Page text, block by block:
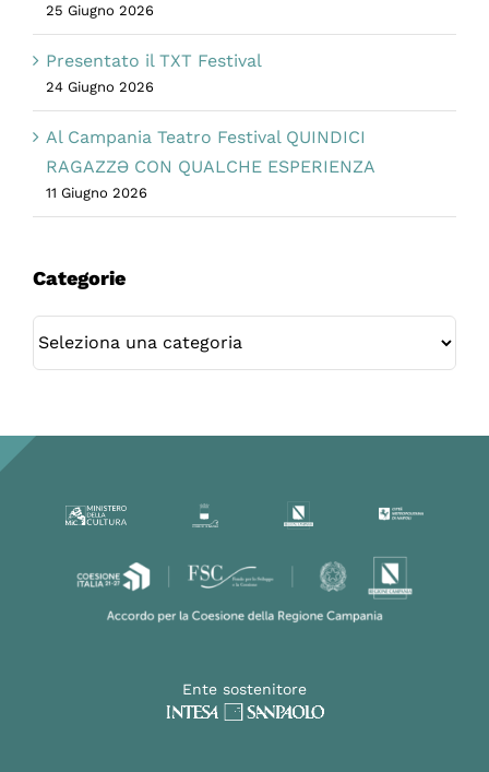
25 Giugno 2026
Presentato il TXT Festival
24 Giugno 2026
Al Campania Teatro Festival QUINDICI
RAGAZZƏ CON QUALCHE ESPERIENZA
11 Giugno 2026
Categorie
Ente sostenitore